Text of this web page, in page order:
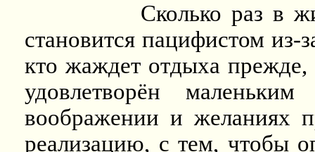
Сколько раз в
становится пацифистом из-
кто жаждет отдыха прежде,
удовлетворён
воображении и желаниях
реализацию, с тем, чтобы